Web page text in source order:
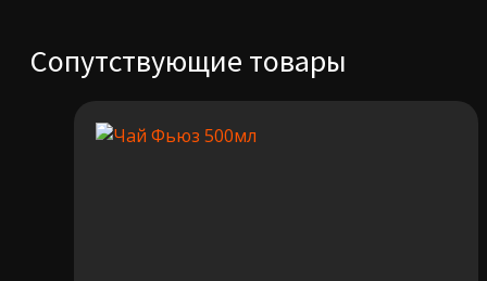
Сопутствующие товары